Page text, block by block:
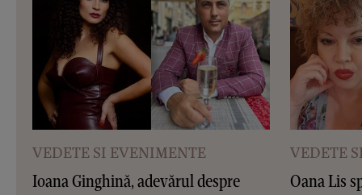
VEDETE SI EVENIMENTE
Ioana Ginghină, adevărul despre
VEDETE
Oana Lis